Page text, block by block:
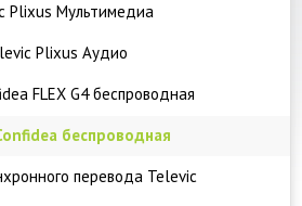
Plixus Мультимедиа
Plixus Аудио
FLEX G4 беспроводная
беспроводная
перевода Televic